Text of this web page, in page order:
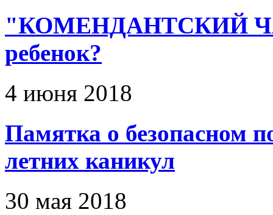
"КОМЕНДАНТСКИЙ
ребенок?
4 июня 2018
Памятка о безопасном
летних каникул
30 мая 2018